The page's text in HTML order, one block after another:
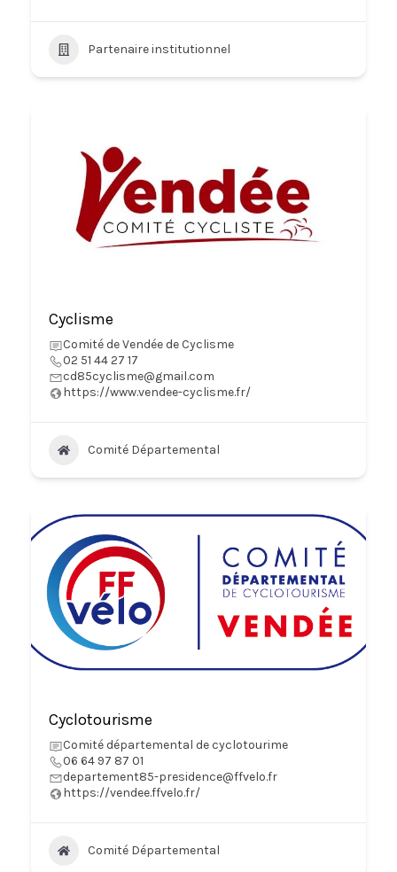
Partenaire institutionnel
Cyclisme
Comité de Vendée de Cyclisme
02 51 44 27 17
cd85cyclisme@gmail.com
https://www.vendee-cyclisme.fr/
Comité Départemental
Cyclotourisme
Comité départemental de cyclotourime
06 64 97 87 01
departement85-presidence@ffvelo.fr
https://vendee.ffvelo.fr/
Comité Départemental